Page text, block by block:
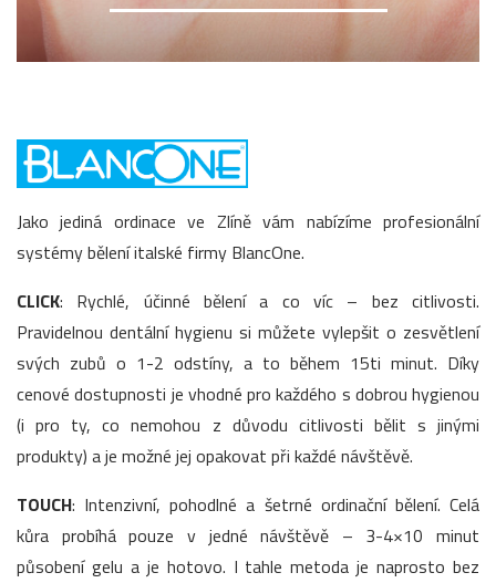
Jako jediná ordinace ve Zlíně vám nabízíme profesionální
systémy bělení italské firmy BlancOne.
CLICK: Rychlé, účinné bělení a co víc – bez citlivosti.
Pravidelnou dentální hygienu si můžete vylepšit o zesvětlení
svých zubů o 1-2 odstíny, a to během 15ti minut. Díky
cenové dostupnosti je vhodné pro každého s dobrou hygienou
(i pro ty, co nemohou z důvodu citlivosti bělit s jinými
produkty) a je možné jej opakovat při každé návštěvě.
TOUCH: Intenzivní, pohodlné a šetrné ordinační bělení. Celá
kůra probíhá pouze v jedné návštěvě – 3-4×10 minut
působení gelu a je hotovo. I tahle metoda je naprosto bez